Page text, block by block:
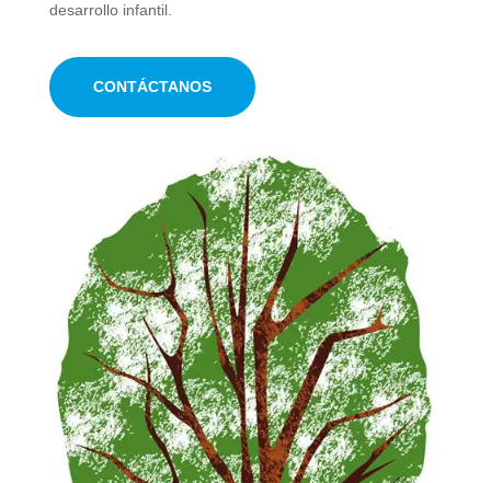
desarrollo infantil.
CONTÁCTANOS